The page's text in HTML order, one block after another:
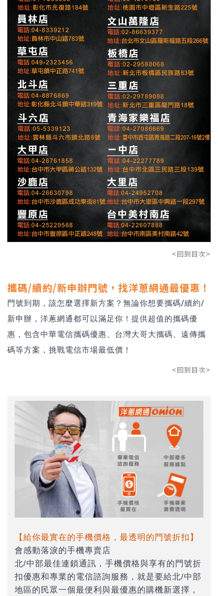
<回到目次>
攜碼/續約/新申辦門號，找洋蔥網通最優惠！
門號到期，該怎麼選擇新方案？無論你想要攜碼/續約/
新申辦，洋蔥網通都可以滿足你！提供超值的攜碼優
惠 ，包含中華電信攜碼優惠 台灣大哥大攜碼
遠傳攜
碼等方案，挑戰電信市場最低價！
<回到目次>
【給你最實在的手機價格，最透明的門號折扣】
會感動落淚的手機專賣店
北/中部最佳連鎖通訊，手機價格與享有的門號折
扣優惠和專業的電信諮詢服務，就是要給北/中部
地區的民眾一個最便利與最優惠的購機新選擇，